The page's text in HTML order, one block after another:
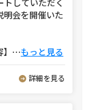
していただく
明会を開催いた
⋯もっと見る
詳細を見る